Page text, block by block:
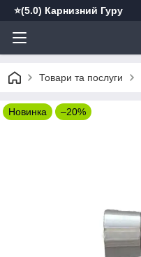
⭐️(5.0) Карнизний Гуру
Товари та послуги
Новинка –20%